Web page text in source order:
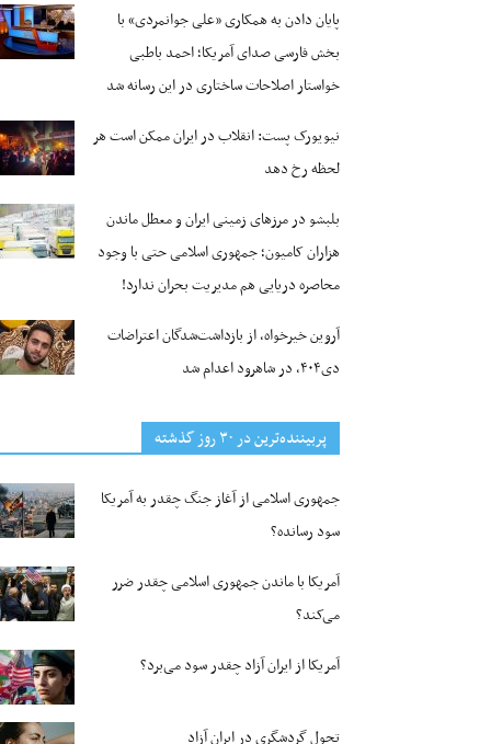
پایان دادن به همکاری «علی جوانمردی» با
بخش فارسی صدای آمریکا؛ احمد باطبی
خواستار اصلاحات ساختاری در این رسانه شد
نیویورک پست: انقلاب در ایران ممکن است هر
لحظه رخ دهد
بلبشو در مرزهای زمینی ایران و معطل ماندن
هزاران کامیون؛ جمهوری اسلامی حتی با وجود
محاصره دریایی هم مدیریت بحران ندارد!
آروین خیرخواه، از بازداشت‌شدگان اعتراضات
دی۴۰۴، در شاهرود اعدام شد
پربیننده‌ترین‌ در ۳۰ روز گذشته
جمهوری اسلامی از آغاز جنگ چقدر به آمریکا
سود رسانده؟
آمریکا با ماندن جمهوری اسلامی چقدر ضرر
می‌کند؟
آمریکا از ایران آزاد چقدر سود می‌برد؟
تحول گردشگری در ایران آزاد